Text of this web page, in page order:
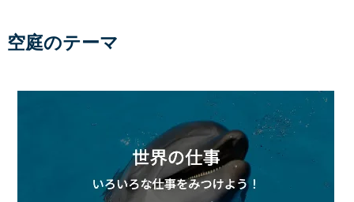
空庭のテーマ